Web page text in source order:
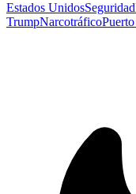
Estados UnidosSeguridad
TrumpNarcotráfico